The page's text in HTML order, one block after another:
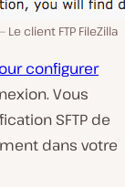
Le client FTP FileZilla
configurer
Vous
SFTP de
dans votre